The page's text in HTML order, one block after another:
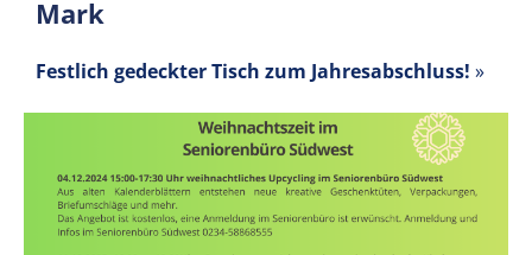
Mark
Festlich gedeckter Tisch zum Jahresabschluss! »